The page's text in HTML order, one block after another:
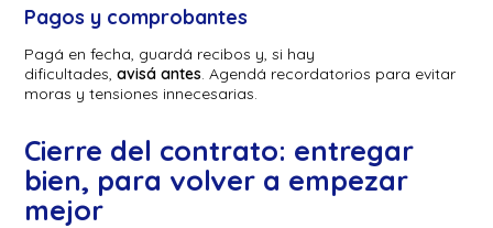
Pagos y comprobantes
Pagá en fecha, guardá recibos y, si hay
dificultades,avisá antes . Agendá recordatorios para evitar
moras y tensiones innecesarias.
Cierre del contrato: entregar
bien, para volver a empezar
mejor